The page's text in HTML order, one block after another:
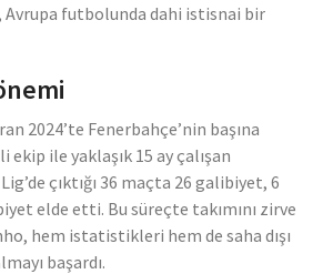
futbolunda dahi istisnai bir
2024’te Fenerbahçe’nin başına
ile yaklaşık 15 ay çalışan
çıktığı 36 maçta 26 galibiyet, 6
elde etti. Bu süreçte takımını zirve
hem istatistikleri hem de saha dışı
başardı.